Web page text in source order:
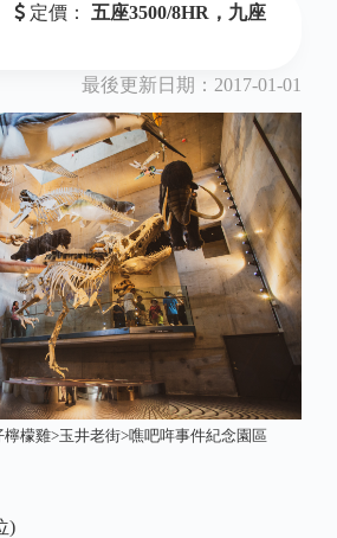
定價： 五座3500/8HR，九座
最後更新日期：2017-01-01
檬雞>玉井老街>噍吧哖事件紀念園區
)